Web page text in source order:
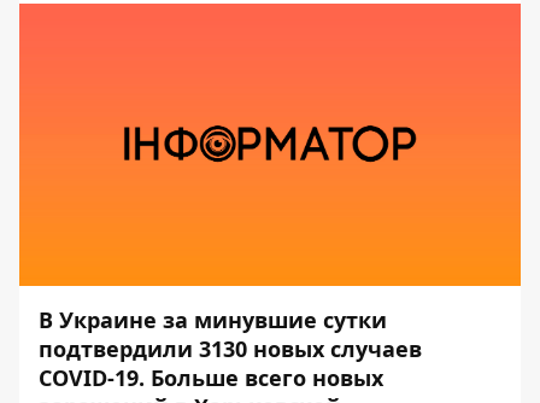
В Украине за минувшие сутки
подтвердили 3130 новых случаев
COVID-19. Больше всего новых